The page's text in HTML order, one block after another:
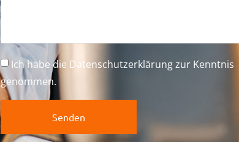
Ich habe die Datenschutzerklärungzur Kenntnis
genommen.
Senden